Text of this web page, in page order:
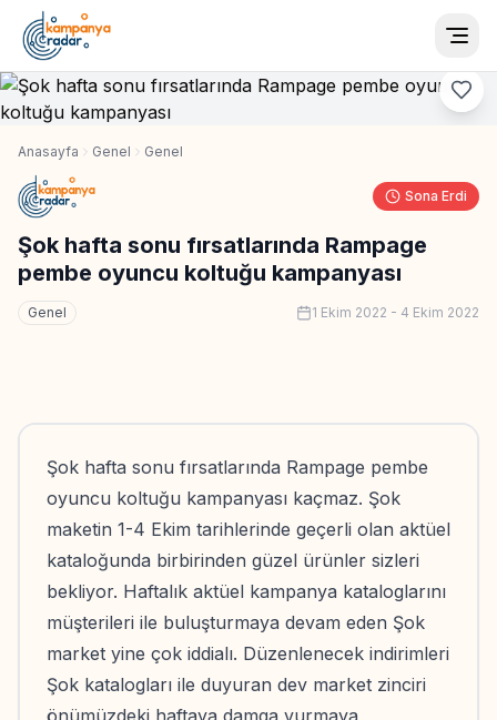
Anasayfa Genel Genel
Sona Erdi
Şok hafta sonu fırsatlarında Rampage
pembe oyuncu koltuğu kampanyası
Genel 1 Ekim 2022 - 4 Ekim 2022
Şok hafta sonu fırsatlarında Rampage pembe
oyuncu koltuğu kampanyası kaçmaz. Şok
maketin 1-4 Ekim tarihlerinde geçerli olan aktüel
kataloğunda birbirinden güzel ürünler sizleri
bekliyor. Haftalık aktüel kampanya kataloglarını
müşterileri ile buluşturmaya devam eden Şok
market yine çok iddialı. Düzenlenecek indirimleri
Şok katalogları ile duyuran dev market zinciri
önümüzdeki haftaya damga vurmaya